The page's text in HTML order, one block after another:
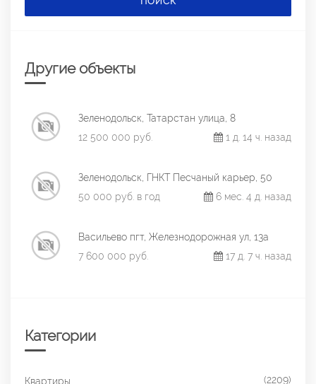
Другие объекты
Зеленодольск, Татарстан улица, 8
12 500 000 руб.
1 д. 14 ч. назад
Зеленодольск, ГНКТ Песчаный карьер, 50
50 000 руб. в год
6 мес. 4 д. назад
Васильево пгт, Железнодорожная ул, 13а
7 600 000 руб.
17 д. 7 ч. назад
Категории
Квартиры (2209)